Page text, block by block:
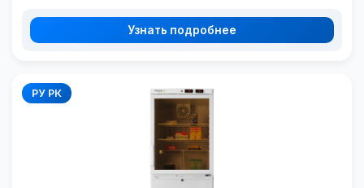
Узнать подробнее
РУ РК